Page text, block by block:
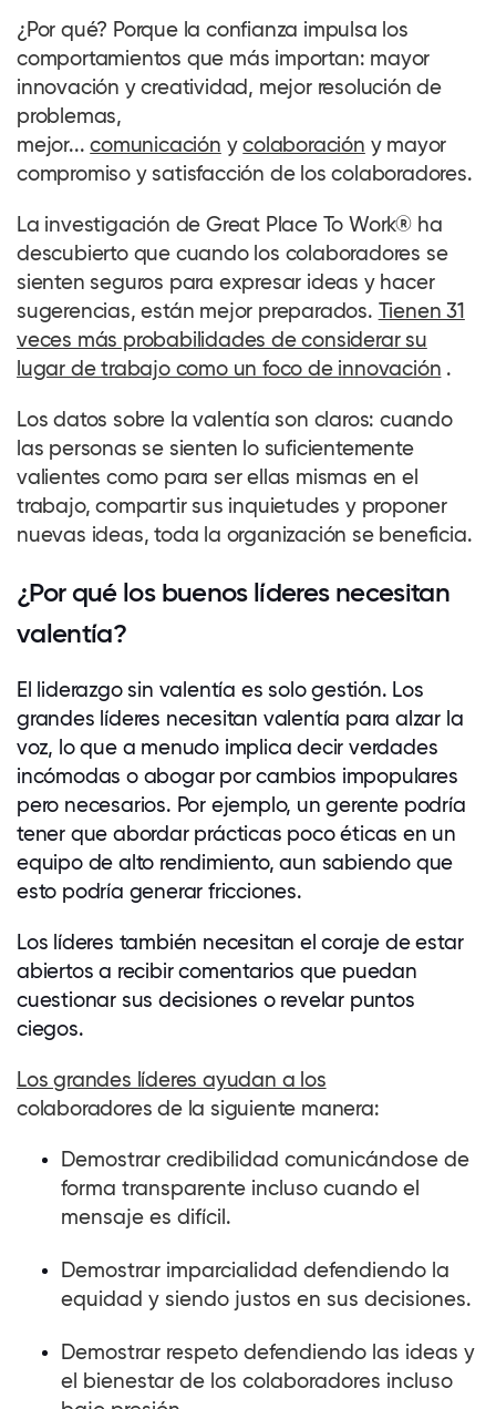
¿Por qué? Porque la confianza impulsa los
comportamientos que más importan: mayor
innovación y creatividad, mejor resolución de
problemas,
mejor... comunicación y colaboración y mayor
compromiso y satisfacción de los colaboradores.
La investigación de Great Place To Work® ha
descubierto que cuando los colaboradores se
sienten seguros para expresar ideas y hacer
sugerencias, están mejor preparados. Tienen 31
veces más probabilidades de considerar su
lugar de trabajo como un foco de innovación .
Los datos sobre la valentía son claros: cuando
las personas se sienten lo suficientemente
valientes como para ser ellas mismas en el
trabajo, compartir sus inquietudes y proponer
nuevas ideas, toda la organización se beneficia.
¿Por qué los buenos líderes necesitan
valentía?
El liderazgo sin valentía es solo gestión. Los
grandes líderes necesitan valentía para alzar la
voz, lo que a menudo implica decir verdades
incómodas o abogar por cambios impopulares
pero necesarios. Por ejemplo, un gerente podría
tener que abordar prácticas poco éticas en un
equipo de alto rendimiento, aun sabiendo que
esto podría generar fricciones.
Los líderes también necesitan el coraje de estar
abiertos a recibir comentarios que puedan
cuestionar sus decisiones o revelar puntos
ciegos.
Los grandes líderes ayudan a los
colaboradores de la siguiente manera:
Demostrar credibilidad comunicándose de
forma transparente incluso cuando el
mensaje es difícil.
Demostrar imparcialidad defendiendo la
equidad y siendo justos en sus decisiones.
Demostrar respeto defendiendo las ideas y
el bienestar de los colaboradores incluso